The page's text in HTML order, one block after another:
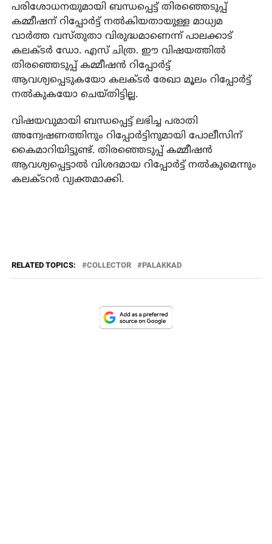
പരിശോധനയുമായി ബന്ധപ്പെട്ട് തിരഞ്ഞെടുപ്പ്
കമ്മീഷന് റിപ്പോര്‍ട്ട് നല്‍കിയതായുള്ള മാധ്യമ
വാര്‍ത്ത വസ്തുതാ വിരുദ്ധമാണെന്ന് പാലക്കാട്
കലക്ടര്‍ ഡോ. എസ് ചിത്ര. ഈ വിഷയത്തില്‍
തിരഞ്ഞെടുപ്പ് കമ്മീഷന്‍ റിപ്പോര്‍ട്ട്
ആവശ്യപ്പെടുകയോ കലക്ടര്‍ രേഖാ മൂലം റിപ്പോര്‍ട്ട്
നല്‍കുകയോ ചെയ്തിട്ടില്ല.
വിഷയവുമായി ബന്ധപ്പെട്ട് ലഭിച്ച പരാതി
അന്വേഷണത്തിനും റിപ്പോര്‍ട്ടിനുമായി പോലീസിന്
കൈമാറിയിട്ടുണ്ട്. തിരഞ്ഞെടുപ്പ് കമ്മീഷന്‍
ആവശ്യപ്പെട്ടാല്‍ വിശദമായ റിപ്പോര്‍ട്ട് നല്‍കുമെന്നും
കലക്ടറര്‍ വ്യക്തമാക്കി.
RELATED TOPICS: COLLECTOR PALAKKAD